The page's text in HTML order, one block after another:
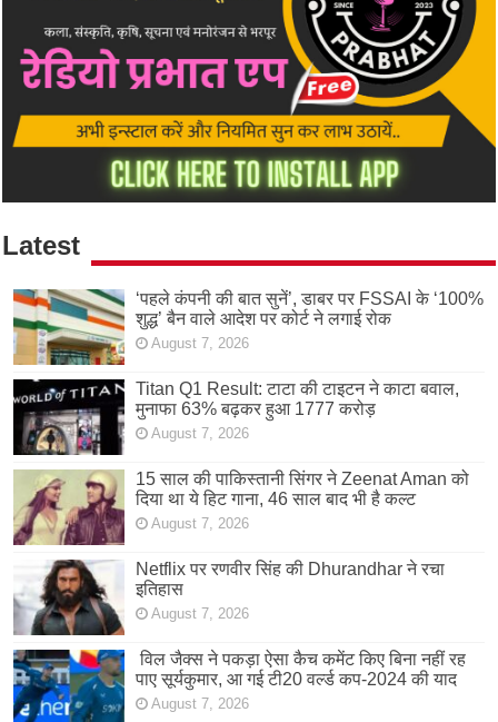
Latest
‘पहले कंपनी की बात सुनें’, डाबर पर FSSAI के ‘100%
शुद्ध’ बैन वाले आदेश पर कोर्ट ने लगाई रोक
August 7, 2026
Titan Q1 Result: टाटा की टाइटन ने काटा बवाल,
मुनाफा 63% बढ़कर हुआ 1777 करोड़
August 7, 2026
15 साल की पाकिस्तानी सिंगर ने Zeenat Aman को
दिया था ये हिट गाना, 46 साल बाद भी है कल्ट
August 7, 2026
Netflix पर रणवीर सिंह की Dhurandhar ने रचा
इतिहास
August 7, 2026
विल जैक्स ने पकड़ा ऐसा कैच कमेंट किए बिना नहीं रह
पाए सूर्यकुमार, आ गई टी20 वर्ल्ड कप-2024 की याद
August 7, 2026